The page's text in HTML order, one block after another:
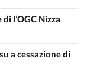
l’OGC Nizza
a cessazione di